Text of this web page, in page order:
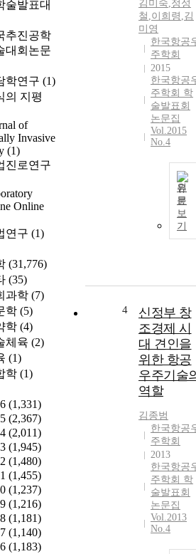
술발표대
추진공학
대회논문
학연구 (1)
의 지평
of
Invasive
(1)
진로연구
Online
연구 (1)
(31,776)
(35)
과학 (7)
학 (5)
학 (4)
체육 (2)
(1)
학 (1)
(1,331)
(2,367)
(2,011)
(1,945)
(1,480)
(1,455)
(1,237)
(1,216)
(1,181)
(1,140)
(1,183)
김미숙,정성
철 ,이희령 ,김
미영
한국항공
주학회
2015
한국항공
주학회 학
술발표회
논문집
Vol.2015
No.4
원
문
보
기
4
신정부 창
조경제 시
대 견인을
위한 항공
우주기술
역할
김종범
한국항공
주학회
2013
한국항공
주학회 학
술발표회
논문집
Vol.2013
No.4